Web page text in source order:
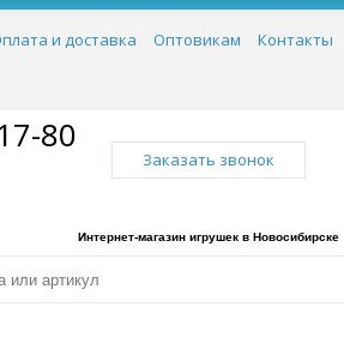
и доставка Оптовикам Контакты
80
Заказать звонок
Интернет-магазин игрушек в Новосибирске